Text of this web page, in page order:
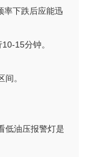
率下跌后应能迅
15分钟。
。
低油压报警灯是